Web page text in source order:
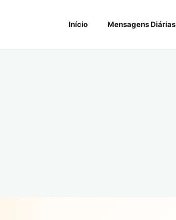
Início Mensagens Diárias